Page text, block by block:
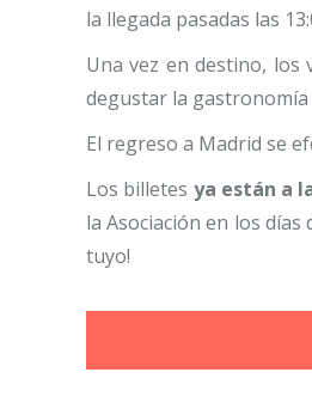
la llegada pasadas las
Una vez en destino,
degustar la gastronomía
El regreso a Madrid se
Los billetes ya están a
la Asociación en los
tuyo!